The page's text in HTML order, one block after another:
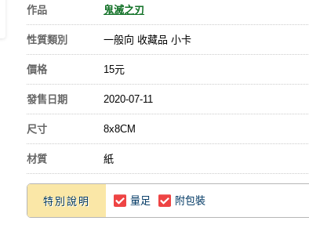
作品 鬼滅之刃
性質類別 一般向 收藏品 小卡
價格 15元
發售日期 2020-07-11
尺寸 8x8CM
材質 紙
特別說明 量足 附包裝